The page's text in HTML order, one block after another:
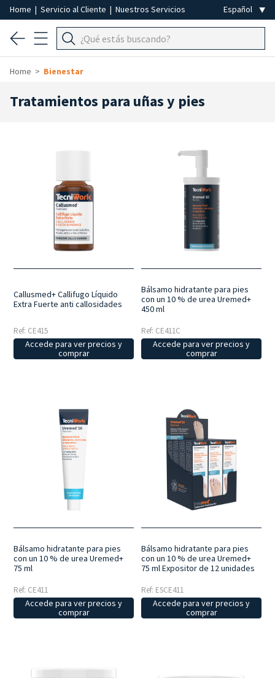
Home | Servicio al Cliente | Nuestros Servicios
Home Bienestar
Tratamientos para uñas y pies
Callusmed+ Callifugo Líquido
Extra Fuerte anti callosidades
Ref: CE415
Accede para ver precios y
comprar
Bálsamo hidratante para pies
con un 10 % de urea Uremed+
450 ml
Ref: CE411C
Accede para ver precios y
comprar
Bálsamo hidratante para pies
con un 10 % de urea Uremed+
75 ml
Ref: CE411
Accede para ver precios y
comprar
Bálsamo hidratante para pies
con un 10 % de urea Uremed+
75 ml Expositor de 12 unidades
Ref: ESCE411
Accede para ver precios y
comprar